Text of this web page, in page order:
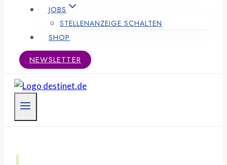
JOBS
STELLENANZEIGE SCHALTEN
SHOP
NEWSLETTER